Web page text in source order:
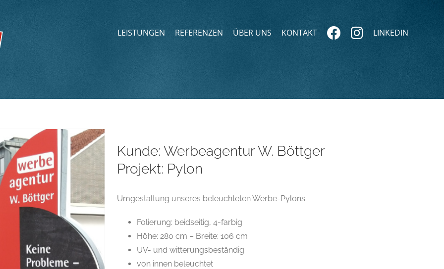
LEISTUNGEN REFERENZEN ÜBER UNS KONTAKT LINKEDIN
Kunde: Werbeagentur W. Böttger
Projekt: Pylon
Umgestaltung unseres beleuchteten Werbe-Pylons
Folierung: beidseitig, 4-farbig
Höhe: 280 cm – Breite: 106 cm
UV- und witterungsbeständig
von innen beleuchtet